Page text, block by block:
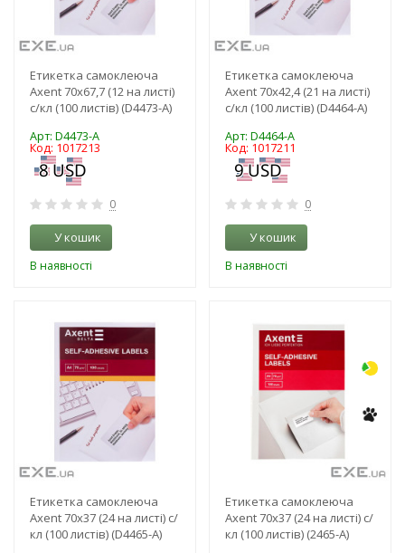
Етикетка самоклеюча
Axent 70x67,7 (12 на листі)
с/кл (100 листів) (D4473-A)
Арт: D4473-A
Код: 1017213
0
У кошик
В наявності
Етикетка самоклеюча
Axent 70x42,4 (21 на листі)
с/кл (100 листів) (D4464-A)
Арт: D4464-A
Код: 1017211
0
У кошик
В наявності
Етикетка самоклеюча
Axent 70x37 (24 на листі) с/
кл (100 листів) (D4465-A)
Етикетка самоклеюча
Axent 70x37 (24 на листі) с/
кл (100 листів) (2465-A)